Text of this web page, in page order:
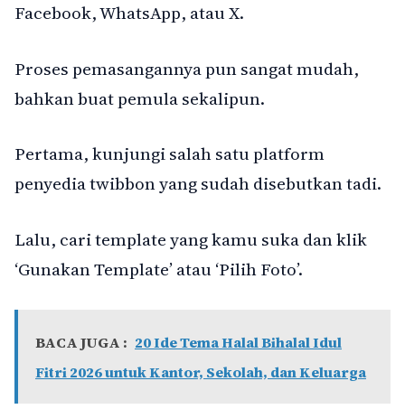
Facebook, WhatsApp, atau X.
Proses pemasangannya pun sangat mudah,
bahkan buat pemula sekalipun.
Pertama, kunjungi salah satu platform
penyedia twibbon yang sudah disebutkan tadi.
Lalu, cari template yang kamu suka dan klik
‘Gunakan Template’ atau ‘Pilih Foto’.
BACA JUGA : 20 Ide Tema Halal Bihalal Idul
Fitri 2026 untuk Kantor, Sekolah, dan Keluarga